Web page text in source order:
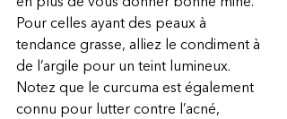
Pour celles ayant des peaux à
tendance grasse, alliez le condiment à
de l’argile pour un teint lumineux.
Notez que le curcuma est également
connu pour lutter contre l’acné,